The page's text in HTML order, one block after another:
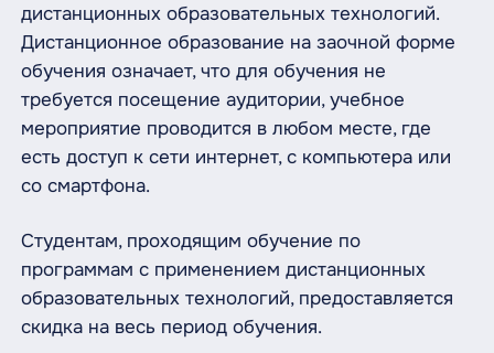
дистанционных образовательных технологий.
Дистанционное образование на заочной форме
обучения означает, что для обучения не
требуется посещение аудитории, учебное
мероприятие проводится в любом месте, где
есть доступ к сети интернет, с компьютера или
со смартфона.
Студентам, проходящим обучение по
программам с применением дистанционных
образовательных технологий, предоставляется
скидка на весь период обучения.